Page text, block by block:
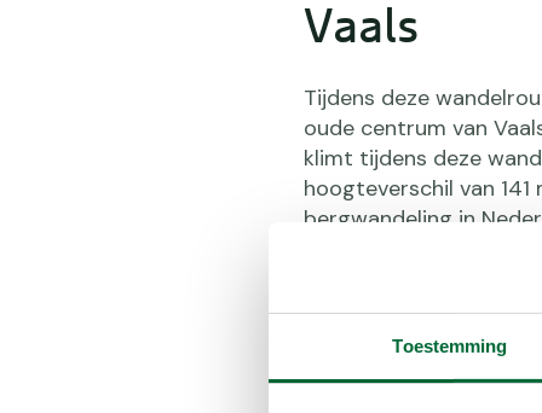
Toestemming
Vaals
Tijdens deze
oude centrum van
klimt tijdens deze
hoogteverschil van
bergwandeling in